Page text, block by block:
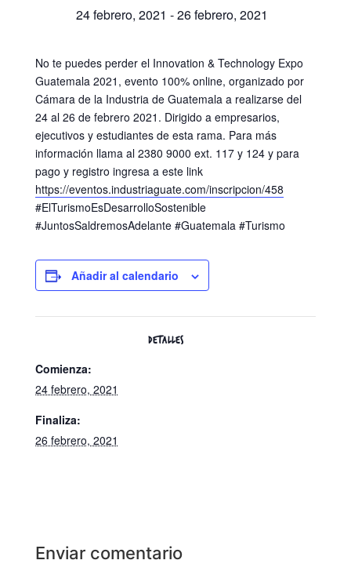
24 febrero, 2021 -26 febrero, 2021
No te puedes perder el Innovation & Technology Expo
Guatemala 2021, evento 100% online, organizado por
Cámara de la Industria de Guatemala a realizarse del
24 al 26 de febrero 2021. Dirigido a empresarios,
ejecutivos y estudiantes de esta rama. Para más
información llama al 2380 9000 ext. 117 y 124 y para
pago y registro ingresa a este link
https://eventos.industriaguate.com/inscripcion/458
#ElTurismoEsDesarrolloSostenible
#JuntosSaldremosAdelante #Guatemala #Turismo
Añadir al calendario
DETALLES
Comienza:
24 febrero, 2021
Finaliza:
26 febrero, 2021
Enviar comentario